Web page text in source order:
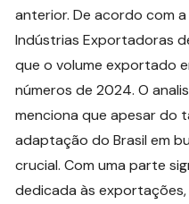
anterior. De acordo com
Indústrias Exportadoras
que o volume exportado
números de 2024. O
menciona que apesar do
adaptação do Brasil em
crucial. Com uma parte
dedicada às